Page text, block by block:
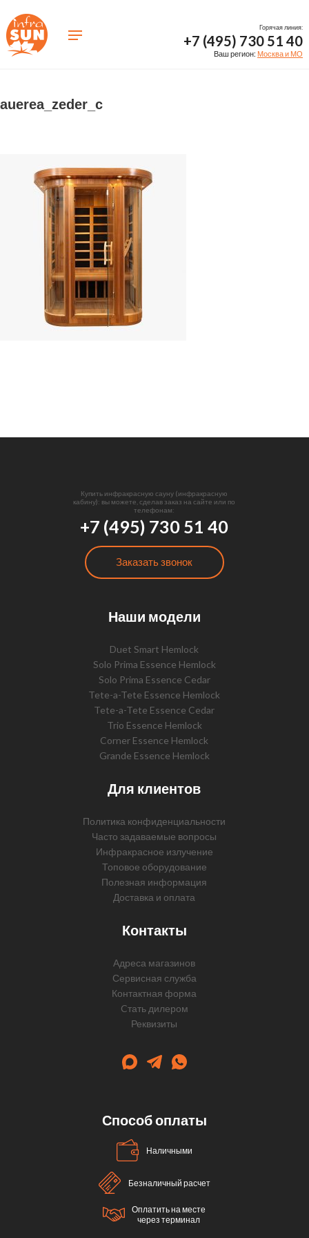
Горячая линия:
+7 (495) 730 51 40
Ваш регион: Москва и МО
auerea_zeder_c
Купить инфракрасную сауну (инфракрасную
кабину): вы можете, сделав заказ на сайте или по
телефонам:
+7 (495) 730 51 40
Заказать звонок
Наши модели
Duet Smart Hemlock
Solo Prima Essence Hemlock
Solo Prima Essence Cedar
Tete-a-Tete Essence Hemlock
Tete-a-Tete Essence Cedar
Trio Essence Hemlock
Corner Essence Hemlock
Grande Essence Hemlock
Для клиентов
Политика конфиденциальности
Часто задаваемые вопросы
Инфракрасное излучение
Топовое оборудование
Полезная информация
Доставка и оплата
Контакты
Адреса магазинов
Сервисная служба
Контактная форма
Cтать дилером
Реквизиты
Способ оплаты
Наличными
Безналичный расчет
Оплатить на месте
через терминал